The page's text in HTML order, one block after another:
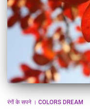
रंगों के सपने । COLORS DREAM